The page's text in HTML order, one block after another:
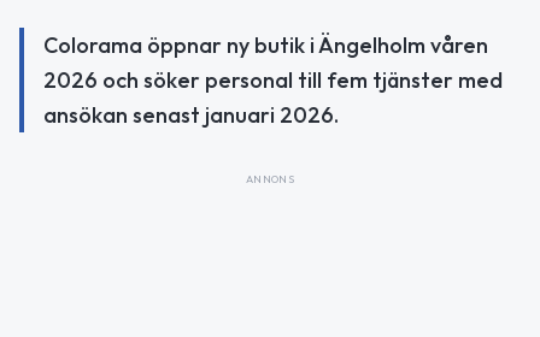
Colorama öppnar ny butik i Ängelholm våren
2026 och söker personal till fem tjänster med
ansökan senast januari 2026.
ANNONS